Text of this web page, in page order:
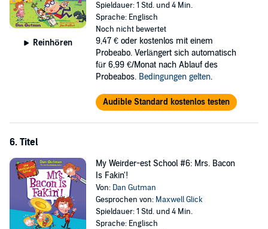
Reinhören
Spieldauer: 1 Std. und 4 Min.
Sprache: Englisch
Noch nicht bewertet
9,47 € oder kostenlos mit einem
Probeabo. Verlängert sich automatisch
für 6,99 €/Monat nach Ablauf des
Probeabos. Bedingungen gelten.
Audible Standard kostenlos testen
6. Titel
My Weirder-est School #6: Mrs. Bacon
Is Fakin'!
Von: Dan Gutman
Gesprochen von: Maxwell Glick
Spieldauer: 1 Std. und 4 Min.
Sprache: Englisch